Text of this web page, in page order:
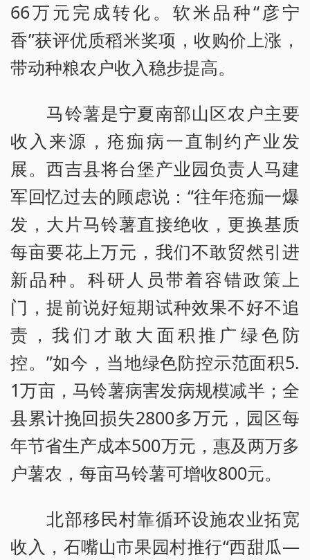
66万元完成转化。软米品种“彦宁
香”获评优质稻米奖项，收购价上涨，
带动种粮农户收入稳步提高。
马铃薯是宁夏南部山区农户主要
收入来源，疮痂病一直制约产业发
展。西吉县将台堡产业园负责人马建
军回忆过去的顾虑说：“往年疮痂一爆
发，大片马铃薯直接绝收，更换基质
每亩要花上万元，我们不敢贸然引进
新品种。科研人员带着容错政策上
门，提前说好短期试种效果不好不追
责，我们才敢大面积推广绿色防
控。”如今，当地绿色防控示范面积5.
1万亩，马铃薯病害发病规模减半；全
县累计挽回损失2800多万元，园区每
年节省生产成本500万元，惠及两万多
户薯农，每亩马铃薯可增收800元。
北部移民村靠循环设施农业拓宽
收入，石嘴山市果园村推行“西甜瓜—